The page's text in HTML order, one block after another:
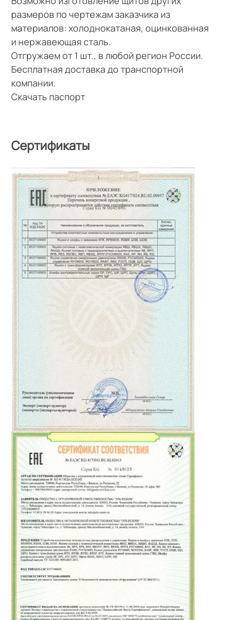
размеров по чертежам заказчика из
материалов: холоднокатаная, оцинкованная
и нержавеющая сталь.
Отгружаем от 1 шт., в любой регион России.
Бесплатная доставка до транспортной
компании.
Скачать паспорт
Сертификаты